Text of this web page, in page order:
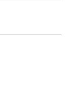
の責任にお